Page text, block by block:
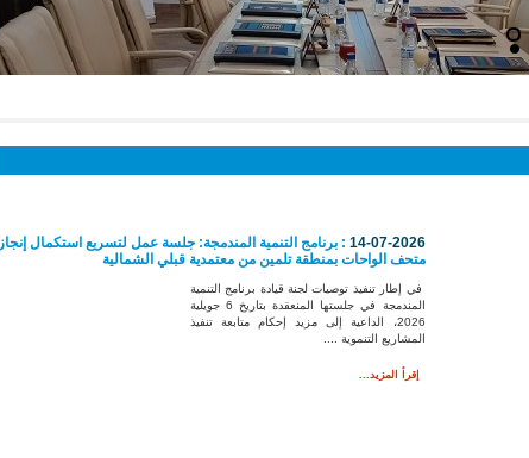
14-07-2026 : برنامج التنمية المندمجة: جلسة عمل لتسريع استكمال إنجاز
متحف الواحات بمنطقة تلمين من معتمدية قبلي الشمالية
في إطار تنفيذ توصيات لجنة قيادة برنامج التنمية
المندمجة في جلستها المنعقدة بتاريخ 6 جويلية
2026، الداعية إلى مزيد إحكام متابعة تنفيذ
المشاريع التنموية ....
إقرأ المزيد...